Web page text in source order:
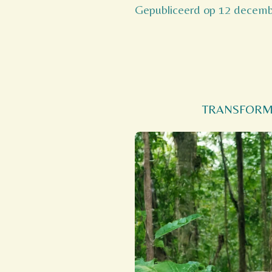
Gepubliceerd op 12